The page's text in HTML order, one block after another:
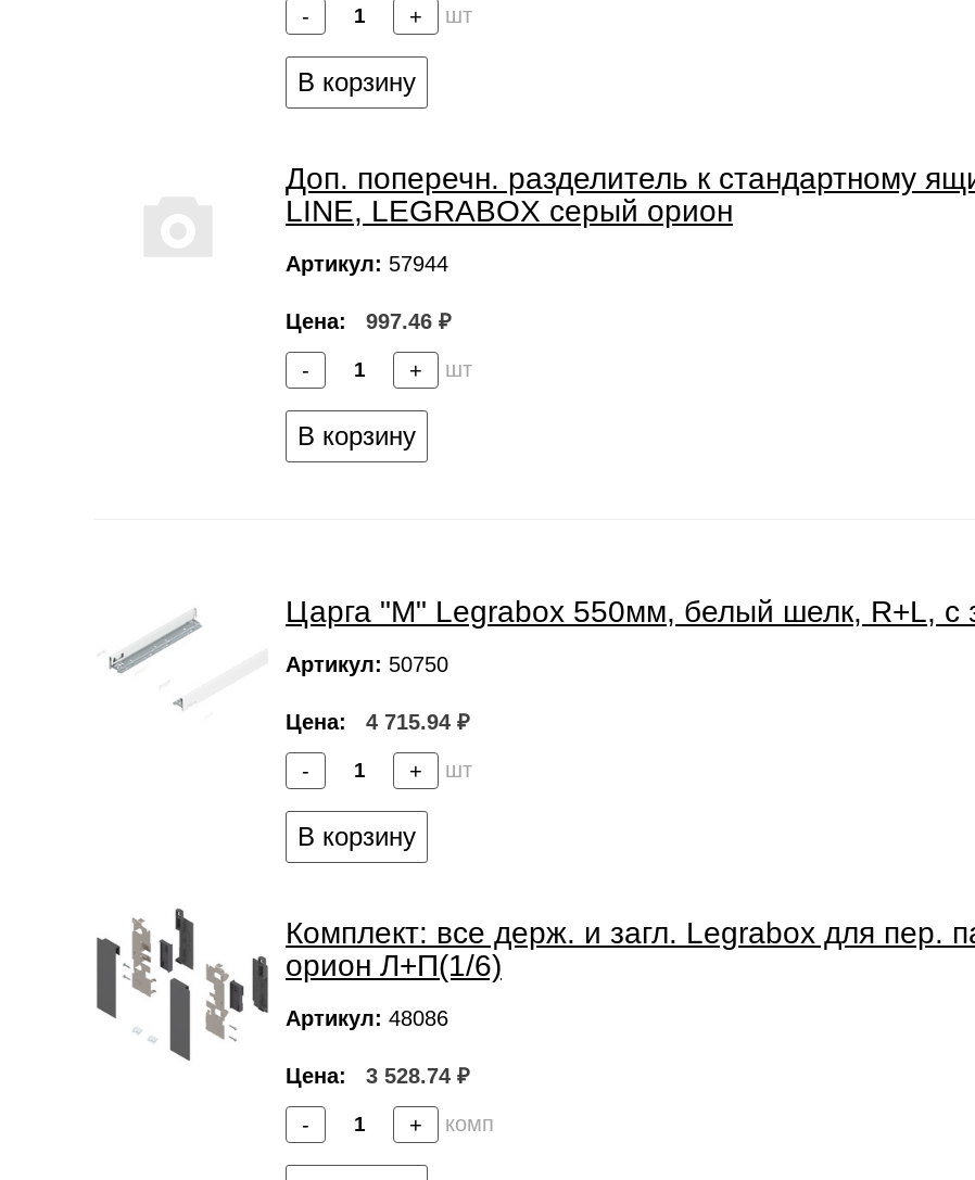
- + шт
В корзину
Доп. поперечн. разделитель к стандартному
LINE, LEGRABOX серый орион
Артикул: 57944
Цена: 997.46 ₽
- + шт
В корзину
Царга "M" Legrabox 550мм, белый шелк, R+L, с
Артикул: 50750
Цена: 4 715.94 ₽
- + шт
В корзину
Комплект: все держ. и загл. Legrabox для пер.
орион Л+П(1/6)
Артикул: 48086
Цена: 3 528.74 ₽
- + комп